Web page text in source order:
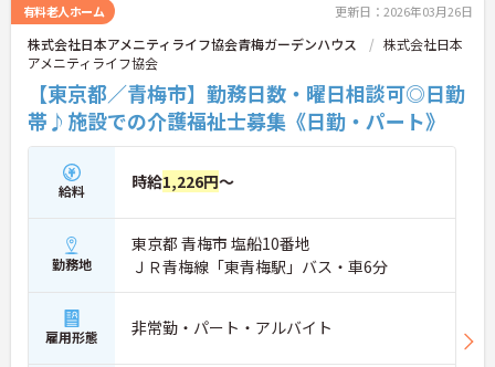
有料老人ホーム 更新日：2026年03月26日
株式会社日本アメニティライフ協会青梅ガーデンハウス
株式会社日本
アメニティライフ協会
【東京都／青梅市】勤務日数・曜日相談可◎日勤
帯♪施設での介護福祉士募集《日勤・パート》
給料 時給1,226円～
勤務地
東京都 青梅市 塩船10番地
ＪＲ青梅線「東青梅駅」バス・車6分
雇用形態 非常勤・パート・アルバイト